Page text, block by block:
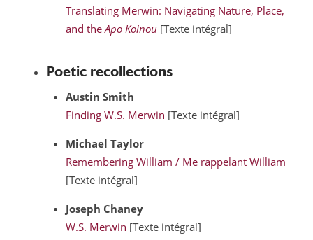
Translating Merwin: Navigating Nature, Place,
and theApo Koinou [Texte intégral]
Poetic recollections
Austin Smith
Finding W.S. Merwin [Texte intégral]
Michael Taylor
Remembering William / Me rappelant William
[Texte intégral]
Joseph Chaney
W.S. Merwin [Texte intégral]